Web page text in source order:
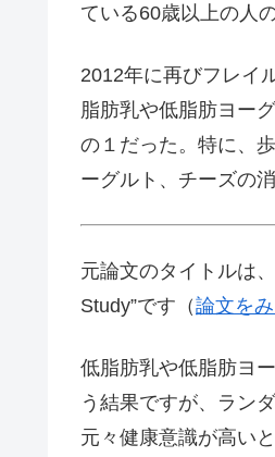
ている60歳以上の人
2012年に再びフレイ
脂肪乳や低脂肪ヨー
の１だった。特に、
ーグルト、チーズの
元論文のタイトルは
Study”です（論文を
低脂肪乳や低脂肪ヨ
う結果ですが、ラン
元々健康意識が高い